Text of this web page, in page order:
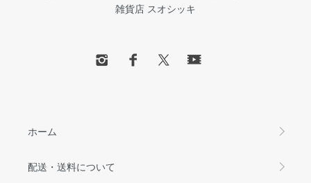
雑貨店 スオシッキ
ホーム
配送・送料について